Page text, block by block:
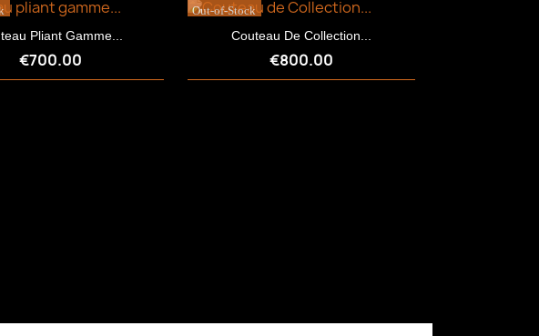
Pliant Gamme...
€700.00
Couteau De Collection...
€800.00
Out-of-Stock